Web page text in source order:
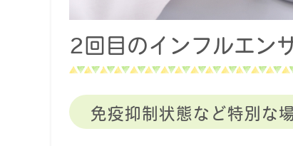
2回目のインフルエン
免疫抑制状態など特別な